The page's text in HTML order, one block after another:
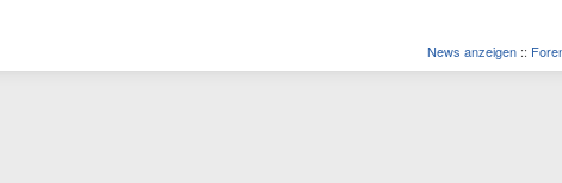
News anzeigen ::